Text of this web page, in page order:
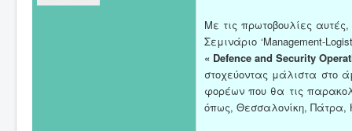
Με τις πρωτοβουλίες αυτές,
Σεμινάριο ‘Management-
« Defence and Security
στοχεύοντας μάλιστα στο
φορέων που θα τις
όπως, Θεσσαλονίκη, Πάτρα,